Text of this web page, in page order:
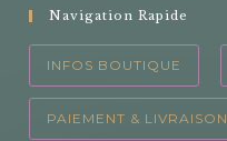
Navigation Rapide
INFOS BOUTIQUE
PAIEMENT & LIVRAISON